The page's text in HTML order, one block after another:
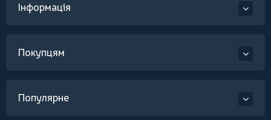
Інформація
Покупцям
Популярне